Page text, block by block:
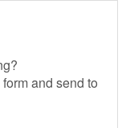
and send to